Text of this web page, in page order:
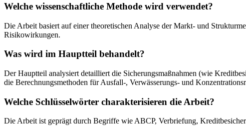
Welche wissenschaftliche Methode wird verwendet?
Die Arbeit basiert auf einer theoretischen Analyse der Markt- und
Risikowirkungen.
Was wird im Hauptteil behandelt?
Der Hauptteil analysiert detailliert die Sicherungsmaßnahmen (wie
die Berechnungsmethoden für Ausfall-, Verwässerungs- und
Welche Schlüsselwörter charakterisieren die Arbeit?
Die Arbeit ist geprägt durch Begriffe wie ABCP, Verbriefung,